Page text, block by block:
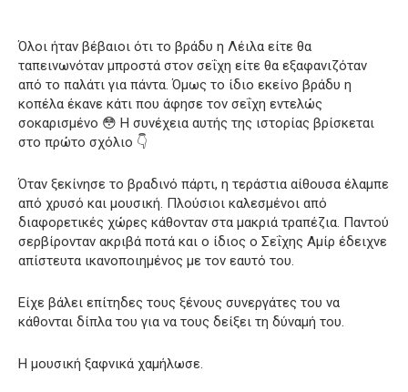
Όλοι ήταν βέβαιοι ότι το βράδυ η Λέιλα είτε θα
ταπεινωνόταν μπροστά στον σεΐχη είτε θα εξαφανιζόταν
από το παλάτι για πάντα. Όμως το ίδιο εκείνο βράδυ η
κοπέλα έκανε κάτι που άφησε τον σεΐχη εντελώς
σοκαρισμένο 😳 Η συνέχεια αυτής της ιστορίας βρίσκεται
στο πρώτο σχόλιο 👇
Όταν ξεκίνησε το βραδινό πάρτι, η τεράστια αίθουσα έλαμπε
από χρυσό και μουσική. Πλούσιοι καλεσμένοι από
διαφορετικές χώρες κάθονταν στα μακριά τραπέζια. Παντού
σερβίρονταν ακριβά ποτά και ο ίδιος ο Σεΐχης Αμίρ έδειχνε
απίστευτα ικανοποιημένος με τον εαυτό του.
Είχε βάλει επίτηδες τους ξένους συνεργάτες του να
κάθονται δίπλα του για να τους δείξει τη δύναμή του.
Η μουσική ξαφνικά χαμήλωσε.